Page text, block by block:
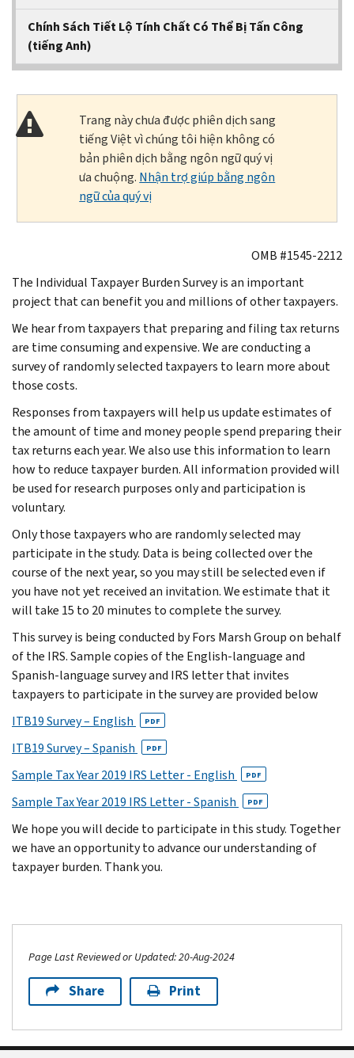
Chính Sách Tiết Lộ Tính Chất Có Thể Bị Tấn Công
(tiếng Anh)
Trang này chưa được phiên dịch sang
tiếng Việt vì chúng tôi hiện không có
bản phiên dịch bằng ngôn ngữ quý vị
ưa chuộng. Nhận trợ giúp bằng ngôn
ngữ của quý vị
OMB #1545-2212
The Individual Taxpayer Burden Survey is an important
project that can benefit you and millions of other taxpayers.
We hear from taxpayers that preparing and filing tax returns
are time consuming and expensive. We are conducting a
survey of randomly selected taxpayers to learn more about
those costs.
Responses from taxpayers will help us update estimates of
the amount of time and money people spend preparing their
tax returns each year. We also use this information to learn
how to reduce taxpayer burden. All information provided will
be used for research purposes only and participation is
voluntary.
Only those taxpayers who are randomly selected may
participate in the study. Data is being collected over the
course of the next year, so you may still be selected even if
you have not yet received an invitation. We estimate that it
will take 15 to 20 minutes to complete the survey.
This survey is being conducted by Fors Marsh Group on behalf
of the IRS. Sample copies of the English-language and
Spanish-language survey and IRS letter that invites
taxpayers to participate in the survey are provided below
ITB19 Survey – English
PDF
ITB19 Survey – Spanish PDF
Sample Tax Year 2019 IRS Letter - English PDF
Sample Tax Year 2019 IRS Letter - Spanish PDF
We hope you will decide to participate in this study. Together
we have an opportunity to advance our understanding of
taxpayer burden. Thank you.
Page Last Reviewed or Updated: 20-Aug-2024
Share Print